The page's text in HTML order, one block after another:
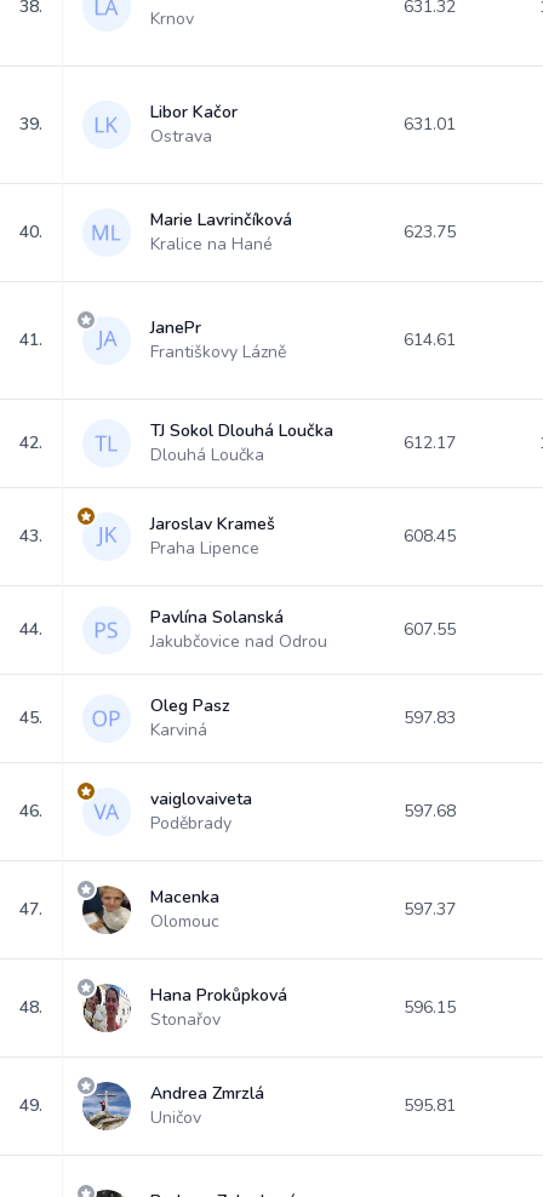
38.
Krnov
631.32
39.
Libor Kačor
Ostrava
631.01
40.
Marie Lavrinčíková
Kralice na Hané
623.75
41.
JanePr
Františkovy Lázně
614.61
42.
TJ Sokol Dlouhá Loučka
Dlouhá Loučka
612.17
43.
Jaroslav Krameš
Praha Lipence
608.45
44.
Pavlína Solanská
Jakubčovice nad Odrou
607.55
45.
Oleg Pasz
Karviná
597.83
46.
vaiglovaiveta
Poděbrady
597.68
47.
Macenka
Olomouc
597.37
48.
Hana Prokůpková
Stonařov
596.15
49.
Andrea Zmrzlá
Uničov
595.81